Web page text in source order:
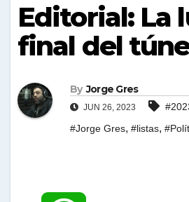
Editorial: La
final del
By Jorge Gres
JUN 26, 2023
#Jorge Gres, #listas,